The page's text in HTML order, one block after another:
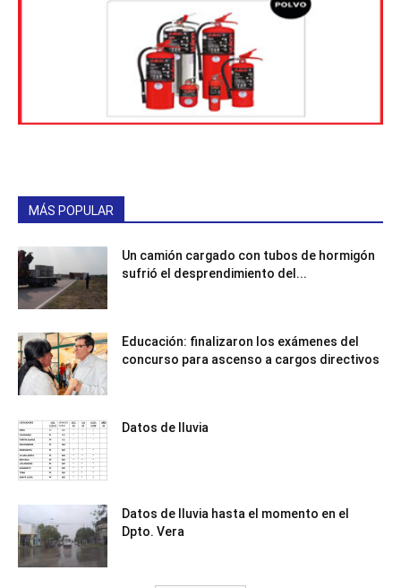
MÁS POPULAR
Un camión cargado con tubos de hormigón
sufrió el desprendimiento del...
Educación: finalizaron los exámenes del
concurso para ascenso a cargos directivos
Datos de lluvia
Datos de lluvia hasta el momento en el
Dpto. Vera